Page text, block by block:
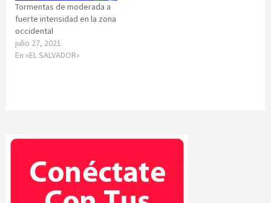
Tormentas de moderada a
fuerte intensidad en la zona
occidental
julio 27, 2021
En «EL SALVADOR»